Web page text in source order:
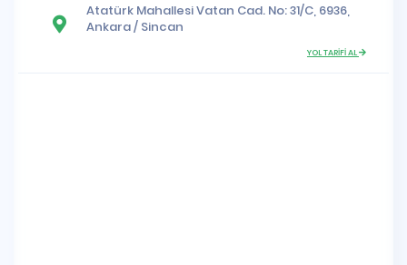
Atatürk MahallesiVatan Cad. No: 31/C, 6936,
Ankara/ Sincan
YOL TARİFİ AL